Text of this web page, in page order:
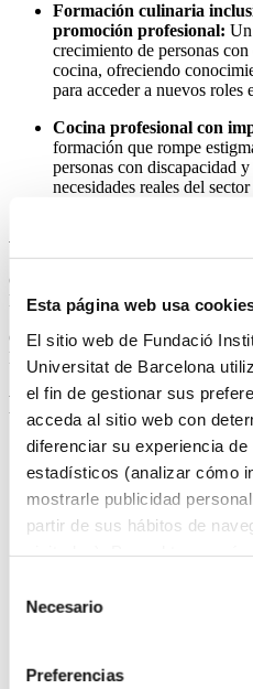
Esta página web usa
El sitio web de Fundació
Universitat de Barcelona
el fin de gestionar sus
acceda al sitio web con
diferenciar su experiencia
estadísticos (analizar cómo
mostrarle publicidad
partir de sus hábitos de
Necesario
Preferencias
Formación culinaria
promoción profesional: Un
crecimiento de personas
cocina, ofreciendo
para acceder a nuevos roles
Cocina profesional con
formación que rompe
personas con discapacidad
necesidades reales del
Certificado de Microcredencial
Barcelona.
Curso propio diseñado según las
Educación Superior y equivalente
Programa
Cocciones y maquinaria
Cocciones y maquinaria
Cocciones y maquinaria